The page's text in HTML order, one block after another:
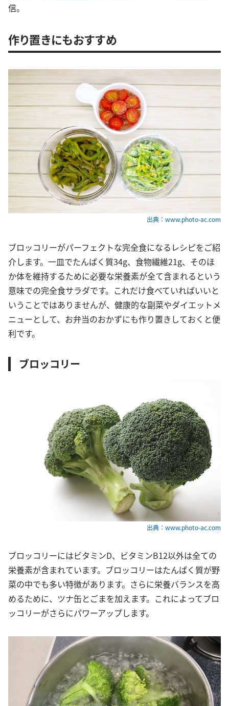
信。
作り置きにもおすすめ
出典：www.photo-ac.com
ブロッコリーがパーフェクトな完全食になるレシピをご紹
介します。一皿でたんぱく質34g、食物繊維21g、そのほ
か体を維持するために必要な栄養素が全て含まれるという
意味での完全食サラダです。これだけ食べていればいいと
いうことではありませんが、健康的な副菜やダイエットメ
ニューとして、お弁当のおかずにも作り置きしておくと便
利です。
ブロッコリー
出典：www.photo-ac.com
ブロッコリーにはビタミンD、ビタミンB12以外は全ての
栄養素が含まれています。ブロッコリーはたんぱく質が野
菜の中でも多い特徴があります。さらに栄養バランスを高
めるために、ツナ缶とごまを加えます。これによってブロ
ッコリーがさらにパワーアップします。